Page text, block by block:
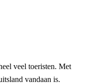
veel toeristen. Met
vandaan is.